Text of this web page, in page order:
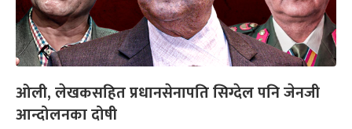
ओली, लेखकसहित प्रधानसेनापति सिग्देल पनि जेनजी
आन्दोलनका दोषी